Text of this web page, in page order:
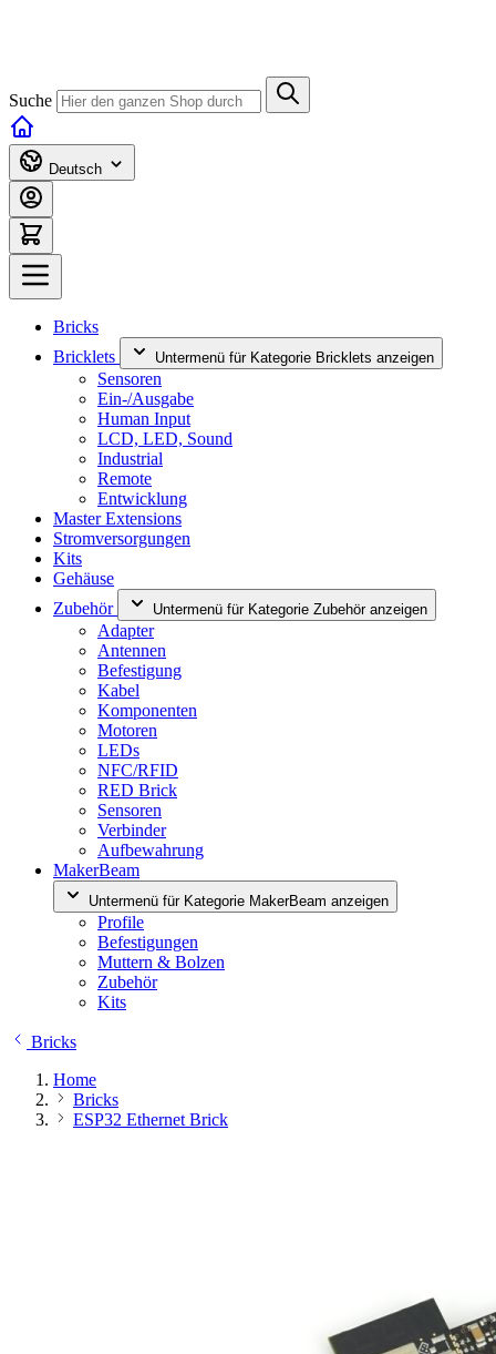
Suche
Deutsch
Bricks
Bricklets
Untermenü für Kategorie Bricklets anzeigen
Sensoren
Ein-/Ausgabe
Human Input
LCD, LED, Sound
Industrial
Remote
Entwicklung
Master Extensions
Stromversorgungen
Kits
Gehäuse
Zubehör
Untermenü für Kategorie Zubehör anzeigen
Adapter
Antennen
Befestigung
Kabel
Komponenten
Motoren
LEDs
NFC/RFID
RED Brick
Sensoren
Verbinder
Aufbewahrung
MakerBeam
Untermenü für Kategorie MakerBeam anzeigen
Profile
Befestigungen
Muttern & Bolzen
Zubehör
Kits
Bricks
Home
Bricks
ESP32 Ethernet Brick